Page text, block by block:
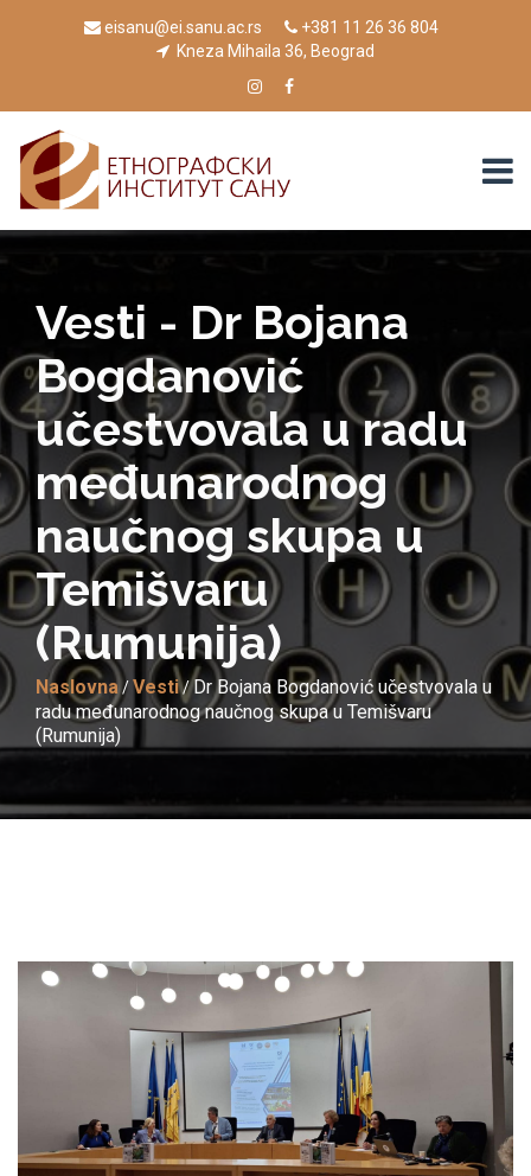
eisanu@ei.sanu.ac.rs
+381 11 26 36 804
Kneza Mihaila 36, Beograd
Vesti - Dr Bojana
Bogdanović
učestvovala u radu
međunarodnog
naučnog skupa u
Temišvaru
(Rumunija)
Naslovna/Vesti/Dr Bojana Bogdanović učestvovala u
radu međunarodnog naučnog skupa u Temišvaru
(Rumunija)